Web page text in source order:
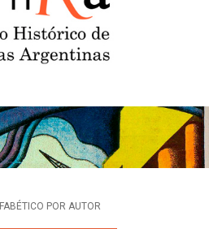
POR AUTOR